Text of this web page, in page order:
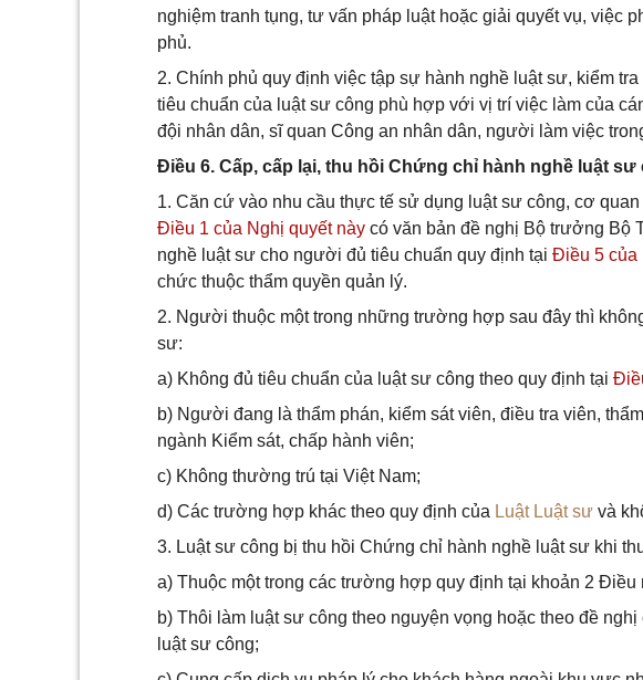
nghiệm tranh tụng, tư vấn pháp luật hoặc giải quyết vụ, việc
phủ.
2. Chính phủ quy định việc tập sự hành nghề luật sư, kiểm
tiêu chuẩn của luật sư công phù hợp với vị trí việc làm của
đội nhân dân, sĩ quan Công an nhân dân, người làm việc
Điều 6. Cấp, cấp lại, thu hồi Chứng chỉ hành nghề luật
1. Căn cứ vào nhu cầu thực tế sử dụng luật sư công, cơ
Điều 1 của Nghị quyết này có văn bản đề nghị Bộ trưởng Bộ
nghề luật sư cho người đủ tiêu chuẩn quy định tại Điều 5 của
chức thuộc thẩm quyền quản lý.
2. Người thuộc một trong những trường hợp sau đây thì
sư:
a) Không đủ tiêu chuẩn của luật sư công theo quy định tại
b) Người đang là thẩm phán, kiểm sát viên, điều tra viên,
ngành Kiểm sát, chấp hành viên;
c) Không thường trú tại Việt Nam;
d) Các trường hợp khác theo quy định của Luật Luật sư và
3. Luật sư công bị thu hồi Chứng chỉ hành nghề luật sư khi
a) Thuộc một trong các trường hợp quy định tại khoản 2 Điều
b) Thôi làm luật sư công theo nguyện vọng hoặc theo đề
luật sư công;